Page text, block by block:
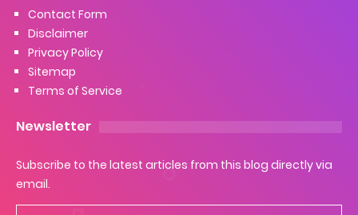
Cara Menghubungi CS Lalamove dan Jam Operasionalnya
Cara Mengatasi Aplikasi Gojek Mengalami Gangguan
Contact Form
Disclaimer
Privacy Policy
Sitemap
Terms of Service
Newsletter
Subscribe to the latest articles from this blog directly via
email.